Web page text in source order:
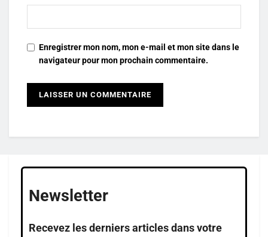
Enregistrer mon nom, mon e-mail et mon site dans le
navigateur pour mon prochain commentaire.
Newsletter
Recevez les derniers articles dans votre